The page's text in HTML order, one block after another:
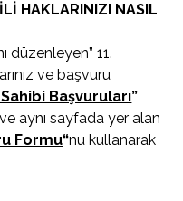
HAKLARINIZI NASIL
düzenleyen” 11.
ve başvuru
Başvuruları”
aynı sayfada yer alan
Formu“nu kullanarak